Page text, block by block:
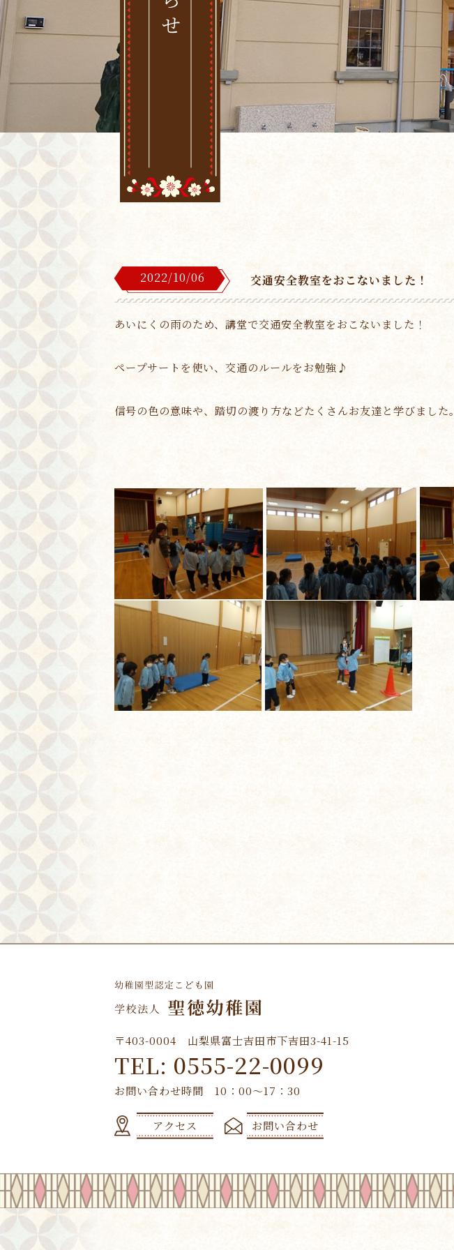
2022/10/06 交通安全教室をおこないました！
あいにくの雨のため、講堂で交通安全教室をおこないました！
ペープサートを使い、交通のルールをお勉強♪
信号の色の意味や、踏切の渡り方などたくさんお友達と学びました。
〒403-0004 山梨県富士吉田市下吉田3-41-15
TEL: 0555-22-0099
お問い合わせ時間 10：00～17：30
アクセス お問い合わせ